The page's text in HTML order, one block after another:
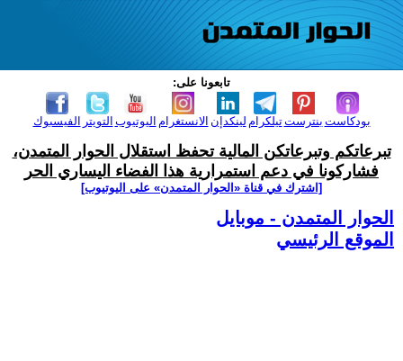
تابعونا على:
الفيسبوك التويتر اليوتيوب الانستغرام لينكدإن تيلكرامبنترست بودكاست
تبرعاتكم وتبرعاتكن المالية تحفظ استقلال الحوار المتمدن،
فشاركونا في دعم استمرارية هذا الفضاء اليساري الحر
[اشترك في قناة ‫«الحوار المتمدن» على اليوتيوب]
الحوار المتمدن - موبايل
الموقع الرئيسي